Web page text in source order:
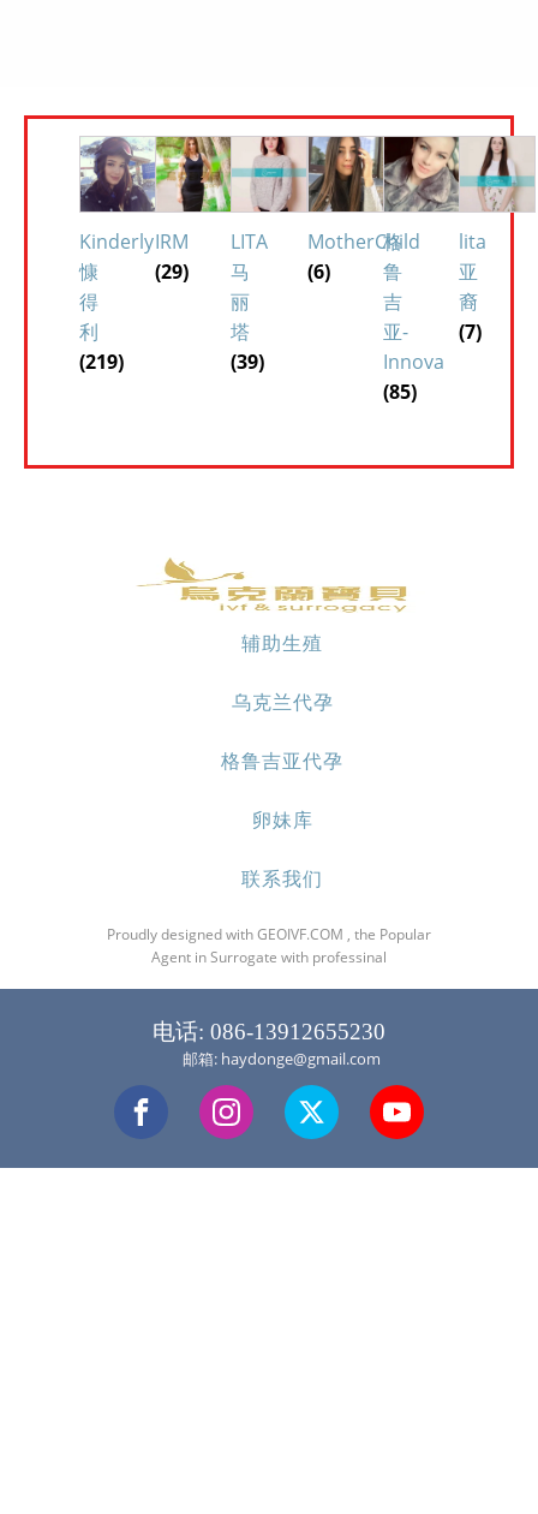
Kinderly
慷
得
利
(219)
IRM
(29)
LITA
马
丽
塔
(39)
MotherChild
(6)
格
鲁
吉
亚-
Innova
(85)
lita
亚
裔
(7)
辅助生殖
乌克兰代孕
格鲁吉亚代孕
卵妹库
联系我们
Proudly designed with GEOIVF.COM , the Popular
Agent in Surrogate with professinal
电话: 086-13912655230
邮箱: haydonge@gmail.com